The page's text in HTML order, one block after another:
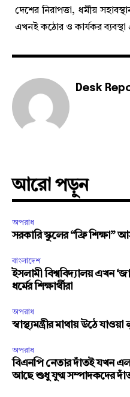
দেশের নিরাপত্তা, ধর্মীয়
এখনই কঠোর ও কার্যকর ব্যবস্থা
Desk
আরো পড়ুন
অপরাধ
সরকারি স্কুলের “ফ্রি শিক্ষা”
বাংলাদেশ
ইসলামী বিশ্ববিদ্যালয় এখন
ধর্মের শিক্ষার্থীরা
অপরাধ
স্বাস্থ্যমন্ত্রীর মাথায় উঠে
অপরাধ
বিএনপি নেতার দাঁতই যখন
আছে শুধু যুগ্ম সম্পাদকদের